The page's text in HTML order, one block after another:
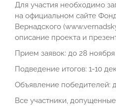
Для участия необходимо
на официальном сайте
Вернадского
описание проекта и
Прием заявок: до 28
Подведение итогов: 1-10
Объявление победителей:
Все участники,